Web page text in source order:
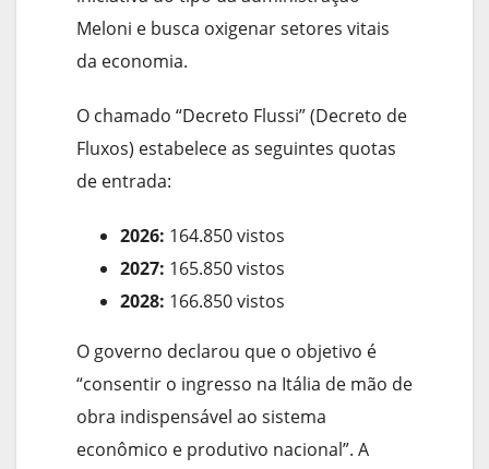
Meloni e busca oxigenar setores vitais
da economia.
O chamado “Decreto Flussi” (Decreto de
Fluxos) estabelece as seguintes quotas
de entrada:
2026: 164.850 vistos
2027: 165.850 vistos
2028: 166.850 vistos
O governo declarou que o objetivo é
“consentir o ingresso na Itália de mão de
obra indispensável ao sistema
econômico e produtivo nacional”. A